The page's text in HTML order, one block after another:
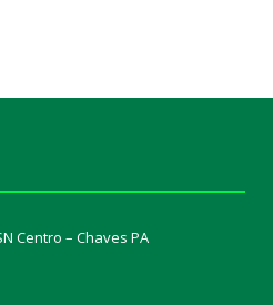
Centro – Chaves PA